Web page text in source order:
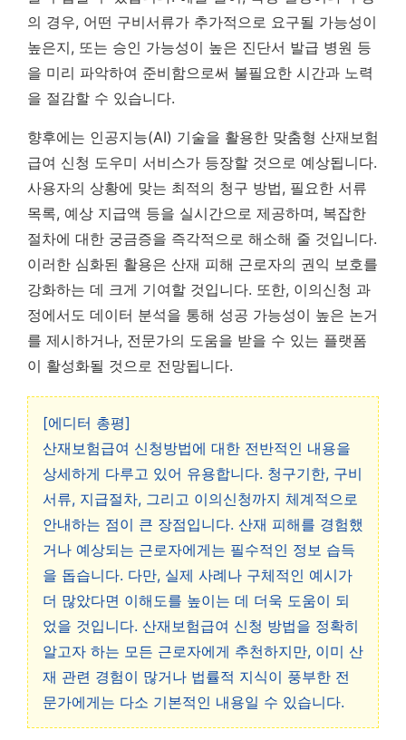
의 경우, 어떤 구비서류가 추가적으로 요구될 가능성이
높은지, 또는 승인 가능성이 높은 진단서 발급 병원 등
을 미리 파악하여 준비함으로써 불필요한 시간과 노력
을 절감할 수 있습니다.
향후에는 인공지능(AI) 기술을 활용한 맞춤형 산재보험
급여 신청 도우미 서비스가 등장할 것으로 예상됩니다.
사용자의 상황에 맞는 최적의 청구 방법, 필요한 서류
목록, 예상 지급액 등을 실시간으로 제공하며, 복잡한
절차에 대한 궁금증을 즉각적으로 해소해 줄 것입니다.
이러한 심화된 활용은 산재 피해 근로자의 권익 보호를
강화하는 데 크게 기여할 것입니다. 또한, 이의신청 과
정에서도 데이터 분석을 통해 성공 가능성이 높은 논거
를 제시하거나, 전문가의 도움을 받을 수 있는 플랫폼
이 활성화될 것으로 전망됩니다.
[에디터 총평]
산재보험급여 신청방법에 대한 전반적인 내용을
상세하게 다루고 있어 유용합니다. 청구기한, 구비
서류, 지급절차, 그리고 이의신청까지 체계적으로
안내하는 점이 큰 장점입니다. 산재 피해를 경험했
거나 예상되는 근로자에게는 필수적인 정보 습득
을 돕습니다. 다만, 실제 사례나 구체적인 예시가
더 많았다면 이해도를 높이는 데 더욱 도움이 되
었을 것입니다. 산재보험급여 신청 방법을 정확히
알고자 하는 모든 근로자에게 추천하지만, 이미 산
재 관련 경험이 많거나 법률적 지식이 풍부한 전
문가에게는 다소 기본적인 내용일 수 있습니다.